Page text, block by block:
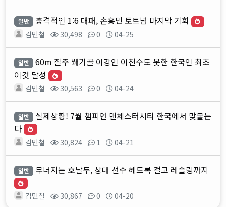
일반 충격적인 1:6 대패, 손흥민 토트넘 마지막 기회
김민철 30,498 0 04-25
일반
60m 질주 쐐기골 이강인 이천수도 못한 한국인 최초
이것 달성
김민철 30,563 0 04-24
일반
실제상황! 7월 챔피언 맨체스터시티 한국에서 맞붙는
다
김민철 30,824 1 04-21
일반 무너지는 호날두, 상대 선수 헤드록 걸고 레슬링까지
김민철 30,867 0 04-20